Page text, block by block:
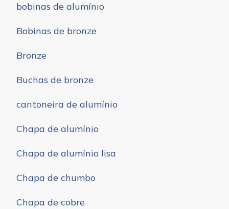
bobinas de alumínio
Bobinas de bronze
Bronze
Buchas de bronze
cantoneira de alumínio
Chapa de alumínio
Chapa de alumínio lisa
Chapa de chumbo
Chapa de cobre